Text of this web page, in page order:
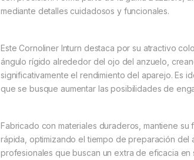
mediante detalles cuidadosos y funcionales.
Este Cornoliner Inturn destaca por su atractivo
ángulo rígido alrededor del ojo del anzuelo,
significativamente el rendimiento del aparejo. Es
que se busque aumentar las posibilidades de
Fabricado con materiales duraderos, mantiene su
rápida, optimizando el tiempo de preparación
profesionales que buscan un extra de eficacia en